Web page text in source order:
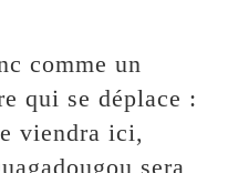
comme un
qui se déplace :
viendra ici,
sera